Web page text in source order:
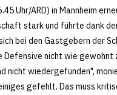
Uhr/ARD) in Mannheim
stark und führte dank
bei den Gastgebern der
nicht wie gewohnt
nicht wiedergefunden",
gefehlt. Das muss